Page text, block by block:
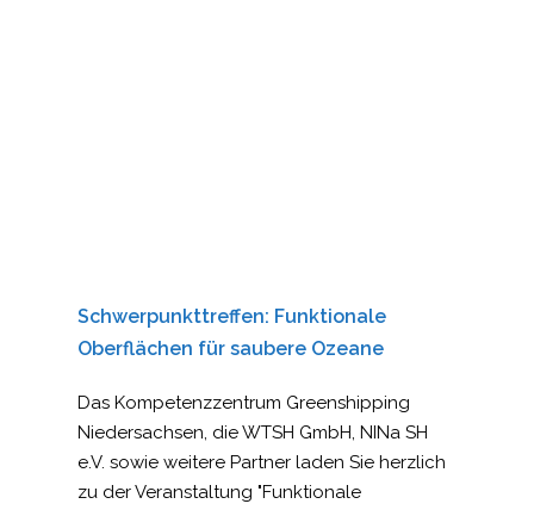
Schwerpunkttreffen: Funktionale
Oberflächen für saubere Ozeane
Das Kompetenzzentrum Greenshipping
Niedersachsen, die WTSH GmbH, NINa SH
e.V. sowie weitere Partner laden Sie herzlich
zu der Veranstaltung "Funktionale